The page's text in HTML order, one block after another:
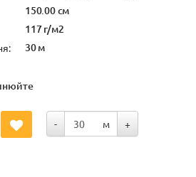
150.00 см
117 г/м2
30 м
- м +